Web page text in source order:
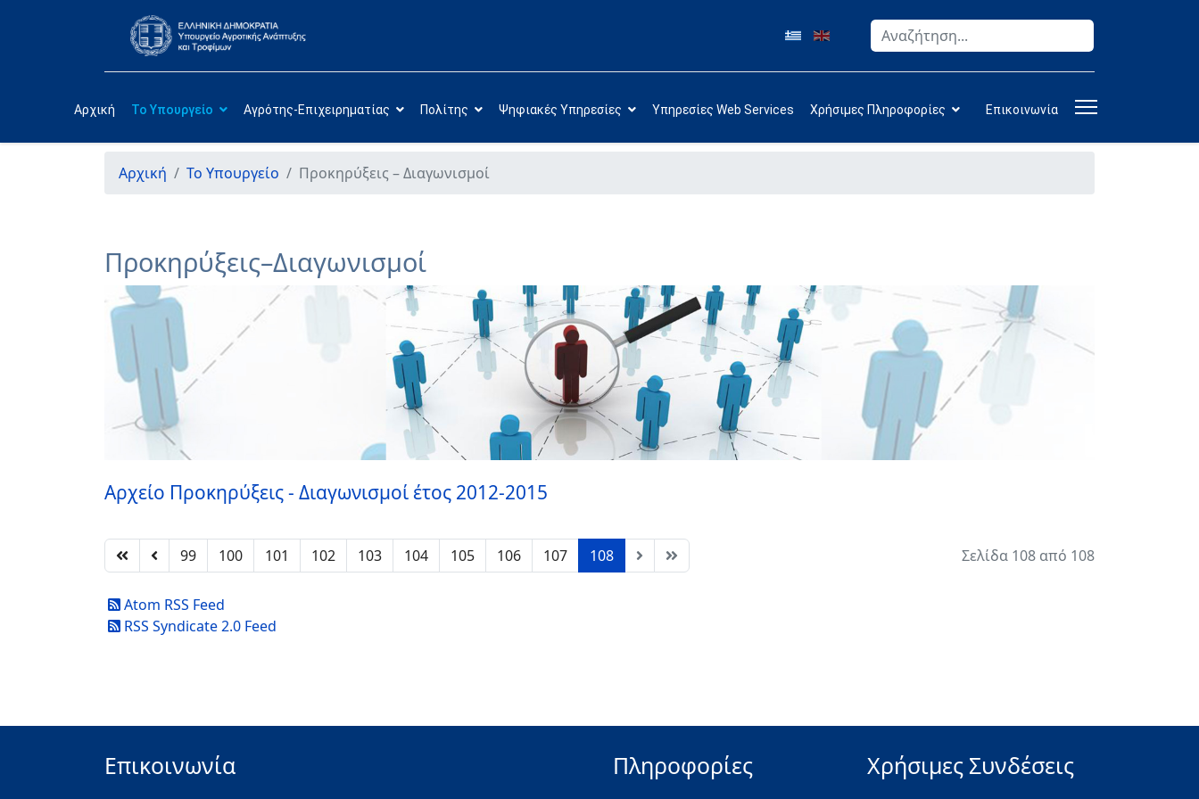
Αναζήτηση
Αρχική Το Υπουργείο Αγρότης-Επιχειρηματίας Πολίτης Ψηφιακές Υπηρεσίες Υπηρεσίες Web Services Χρήσιμες Πληροφορίες Επικοινωνία
Αρχική Το Υπουργείο Προκηρύξεις – Διαγωνισμοί
Προκηρύξεις–Διαγωνισμοί
Αρχείο Προκηρύξεις - Διαγωνισμοί έτος 2012-2015
99 100 101 102 103 104 105 106 107 108 Σελίδα 108 από 108
Atom RSS Feed
RSS Syndicate 2.0 Feed
Επικοινωνία Πληροφορίες Χρήσιμες Συνδέσεις